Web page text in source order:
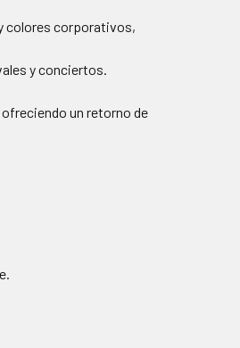
colores corporativos,
y conciertos.
un retorno de